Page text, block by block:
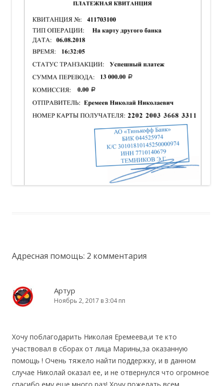
Адресная помощь: 2 комментария
Артур
Ноябрь 2, 2017 в 3:04 пп
Хочу поблагодарить Николая Еремеева,и те кто
участвовал в сборах от лица Марины,за оказанную
помощь ! Очень тяжело найти поддержку, и в данном
случае Николай оказал ее, и не отвернулся что огромное